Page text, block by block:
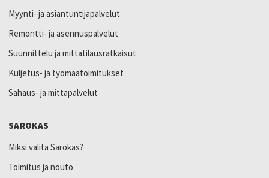
Myynti- ja asiantuntijapalvelut
Remontti- ja asennuspalvelut
Suunnittelu ja mittatilausratkaisut
Kuljetus- ja työmaatoimitukset
Sahaus- ja mittapalvelut
SAROKAS
Miksi valita Sarokas?
Toimitus ja nouto